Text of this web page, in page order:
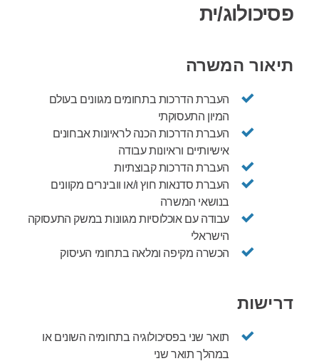
פסיכולוג/ית
תיאור המשרה
העברת הדרכות בתחומים מגוונים בעולם
המיון התעסוקתי
העברת הדרכות הכנה לראיונות אבחונים
אישיותיים וראיונות עבודה
העברת הדרכות קבוצתיות
העברת סדנאות חוץ ו/או וובינרים מקוונים
בנושאי המשרה
עבודה עם אוכלוסיות מגוונות במשק התעסוקה
הישראלי
הכשרה מקיפה ומלאה בתחומי העיסוק
דרישות
תואר שני בפסיכולוגיה בתחומיה השונים או
במהלך תואר שני